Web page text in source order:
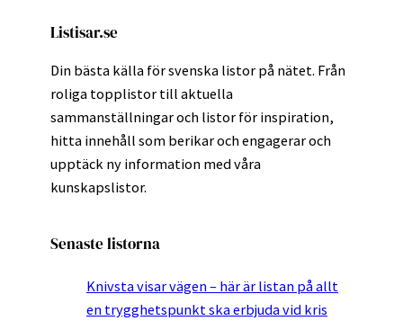
Listisar.se
Din bästa källa för svenska listor på nätet. Från
roliga topplistor till aktuella
sammanställningar och listor för inspiration,
hitta innehåll som berikar och engagerar och
upptäck ny information med våra
kunskapslistor.
Senaste listorna
Knivsta visar vägen – här är listan på allt
en trygghetspunkt ska erbjuda vid kris